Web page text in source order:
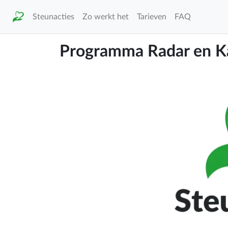
Steunacties Zo werkt het Tarieven FAQ
Programma Radar en